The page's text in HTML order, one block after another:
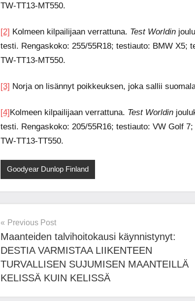
TW-TT13-MT550.
[2] Kolmeen kilpailijaan verrattuna. Test Worldin
testi. Rengaskoko: 255/55R18; testiauto: BMW
TW-TT13-MT550.
[3] Norja on lisännyt poikkeuksen, joka sallii
[4]Kolmeen kilpailijaan verrattuna. Test Worldin
testi. Rengaskoko: 205/55R16; testiauto: VW Golf
TW-TT13-TT550.
Goodyear Dunlop Finland
Post
navigation
Previous Post
Maanteiden talvihoitokausi käynnistynyt:
DESTIA VARMISTAA LIIKENTEEN
TURVALLISEN SUJUMISEN MAANTEILLÄ
KELISSÄ KUIN KELISSÄ